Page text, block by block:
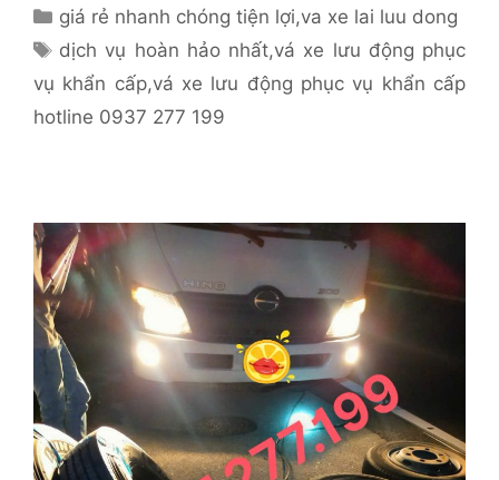
Danh
mục
giá rẻ nhanh chóng tiện lợi,va xe lai luu dong
Thẻ
dịch vụ hoàn hảo nhất,vá xe lưu động phục
vụ khẩn cấp,vá xe lưu động phục vụ khẩn cấp
hotline 0937 277 199